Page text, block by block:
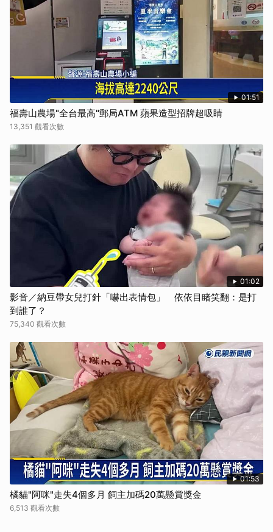
01:51
福壽山農場"全台最高"郵局ATM 蘋果造型招牌超吸睛
13,351 觀看次數
01:02
影音／納豆帶女兒打針「嚇出表情包」 依依目睹笑翻：是打
到誰了？
75,340 觀看次數
01:53
橘貓"阿咪"走失4個多月 飼主加碼20萬懸賞獎金
6,513 觀看次數